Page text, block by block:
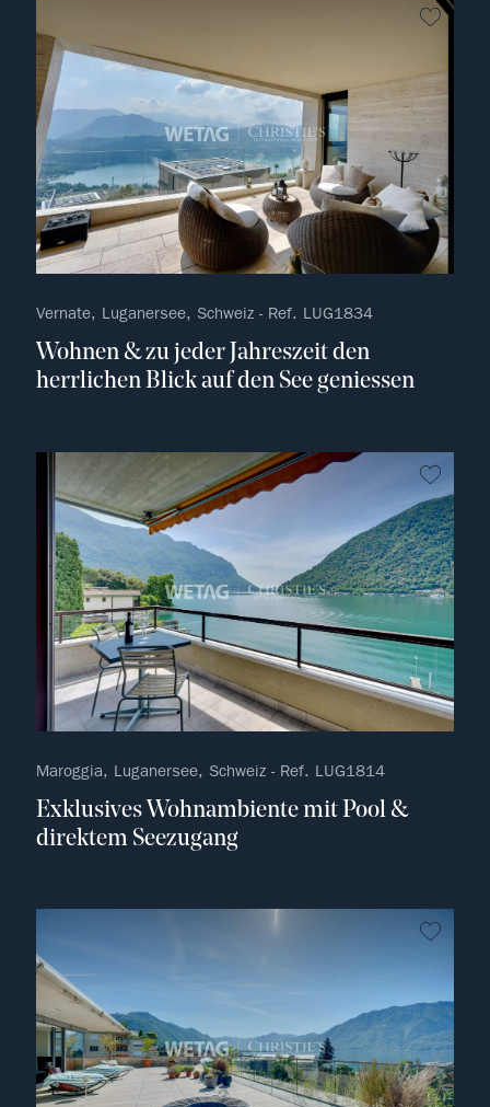
kein
Vernate, Luganersee, Schweiz - Ref. LUG1834
Wohnen & zu jeder Jahreszeit den
herrlichen Blick auf den See geniessen
Maroggia, Luganersee, Schweiz - Ref. LUG1814
Exklusives Wohnambiente mit Pool &
direktem Seezugang